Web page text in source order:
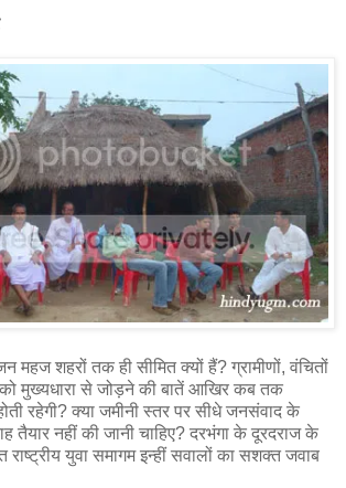
महज शहरों तक ही सीमित क्यों हैं? ग्रामीणों, वंचितों
मुख्यधारा से जोड़ने की बातें आखिर कब तक
रहेगी? क्या जमीनी स्तर पर सीधे जनसंवाद के
तैयार नहीं की जानी चाहिए? दरभंगा के दूरदराज के
युवा समागम इन्हीं सवालों का सशक्त जवाब